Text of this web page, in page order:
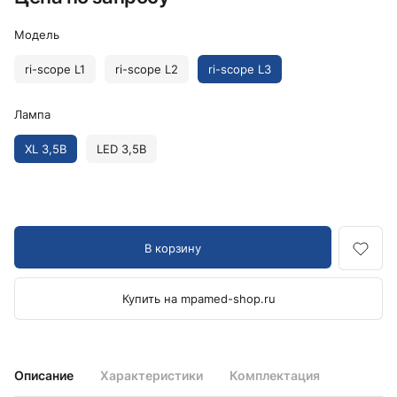
Описание Характеристики Комплектация
Модель
ri-scope L1 ri-scope L2 ri-scope L3
Лампа
XL 3,5В LED 3,5В
В корзину
Купить на mpamed-shop.ru